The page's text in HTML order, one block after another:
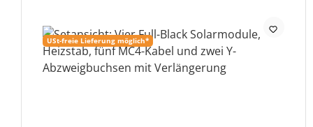
USt-freie Lieferung möglich*